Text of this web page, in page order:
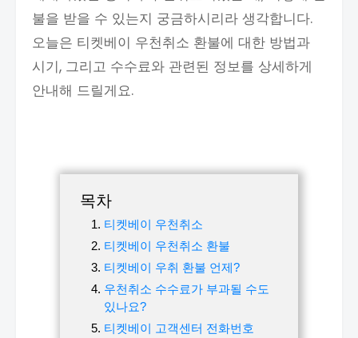
불을 받을 수 있는지 궁금하시리라 생각합니다.
오늘은 티켓베이 우천취소 환불에 대한 방법과
시기, 그리고 수수료와 관련된 정보를 상세하게
안내해 드릴게요.
목차
티켓베이 우천취소
티켓베이 우천취소 환불
티켓베이 우취 환불 언제?
우천취소 수수료가 부과될 수도
있나요?
티켓베이 고객센터 전화번호